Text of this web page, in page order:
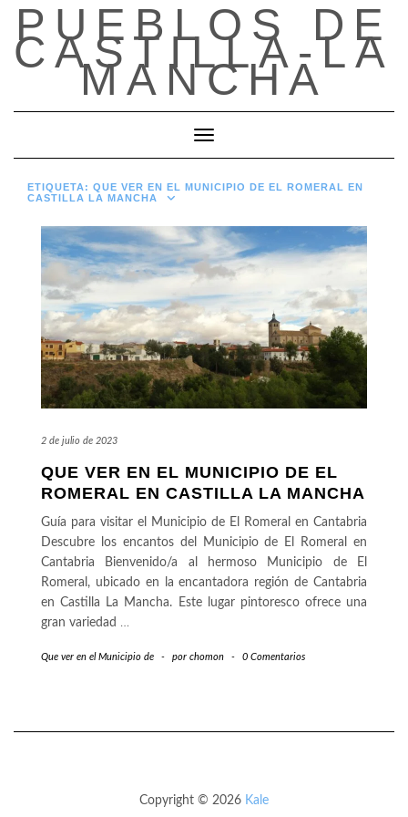
Saltar
contenido
PUEBLOS DE
CASTILLA-LA
MANCHA
Cambiar modo de navegación
ETIQUETA: QUE VER EN EL MUNICIPIO DE EL ROMERAL EN
CASTILLA LA MANCHA
2 de julio de 2023
QUE VER EN EL MUNICIPIO DE EL
ROMERAL EN CASTILLA LA MANCHA
Guía para visitar el Municipio de El Romeral en Cantabria
Descubre los encantos del Municipio de El Romeral en
Cantabria Bienvenido/a al hermoso Municipio de El
Romeral, ubicado en la encantadora región de Cantabria
en Castilla La Mancha. Este lugar pintoresco ofrece una
gran variedad …
Que ver en el Municipio de - por chomon - 0 Comentarios
Copyright © 2026 Kale